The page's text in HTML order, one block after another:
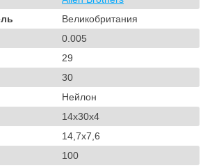
Великобритания
0.005
29
30
Нейлон
14x30x4
14,7x7,6
100